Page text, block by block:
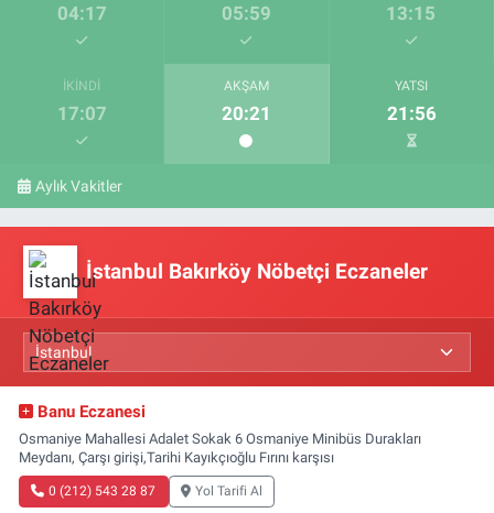
04:17 05:59 13:15
İKINDI
17:07
AKŞAM
20:21
YATSI
21:56
Aylık Vakitler
İstanbul Bakırköy Nöbetçi Eczaneler
Banu Eczanesi
Osmaniye Mahallesi Adalet Sokak 6 Osmaniye Minibüs Durakları
Meydanı, Çarşı girişi,Tarihi Kayıkçıoğlu Fırını karşısı
0 (212) 543 28 87 Yol Tarifi Al